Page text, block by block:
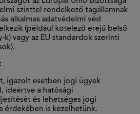
szinttel rendelkező tagállamnak
alkalmas adatvédelmi véd
(például kötelező erejű belső
k) vagy az EU standardok szerinti
igazolt esetben jogi ügyek
ideértve a hatósági
és lehetséges jogi
érdekében is kezelhetünk.